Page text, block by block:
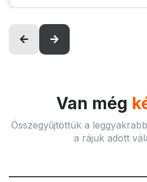
Van még
Összegyűjtöttük a
a rájuk adott